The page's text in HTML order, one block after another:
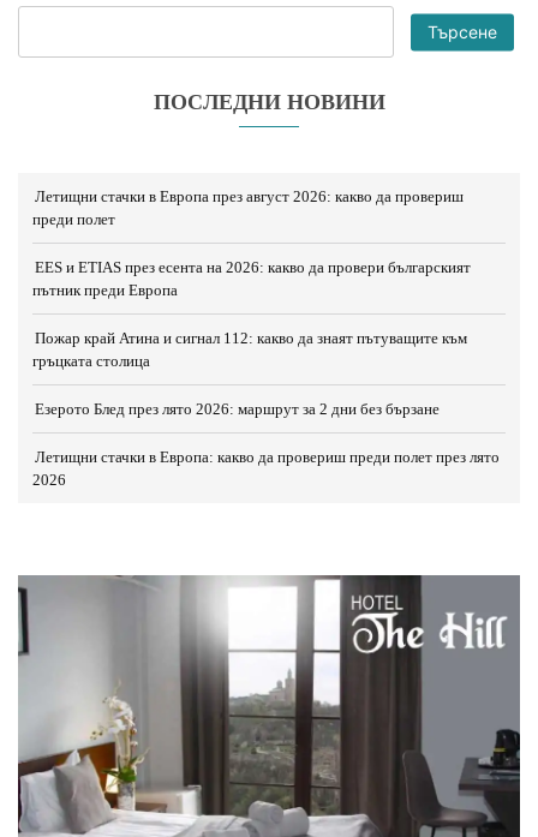
Търсене
ПОСЛЕДНИ НОВИНИ
Летищни стачки в Европа през август 2026: какво да провериш
преди полет
EES и ETIAS през есента на 2026: какво да провери българският
пътник преди Европа
Пожар край Атина и сигнал 112: какво да знаят пътуващите към
гръцката столица
Езерото Блед през лято 2026: маршрут за 2 дни без бързане
Летищни стачки в Европа: какво да провериш преди полет през лято
2026